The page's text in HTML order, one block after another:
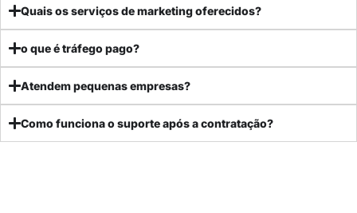
Quais os serviços de marketing oferecidos?
o que é tráfego pago?
Atendem pequenas empresas?
Como funciona o suporte após a contratação?